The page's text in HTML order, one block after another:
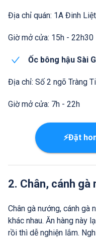
Địa chỉ quán: 1A Đinh
Giờ mở cửa: 15h - 22h30
Ốc bông hậu Sài
Địa chỉ: Số 2 ngõ Tràng
Giờ mở cửa: 7h - 22h
⚡Đặt
2. Chân, cánh gà
Chân gà nướng, cánh gà
khác nhau. Ăn hàng này
rồi thì dễ nghiện lắm.